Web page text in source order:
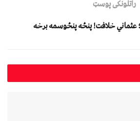
راتلونکی پوسټ
عثماني خلافت! پنځه پنځوسمه برخه